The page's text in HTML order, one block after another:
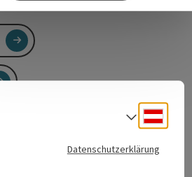
eine Wanderung amDatenschutzerklärung